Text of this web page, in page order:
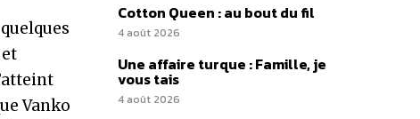
Vanko
Cotton Queen : au bout du fil
4 août 2026
Une affaire turque : Famille, je
vous tais
4 août 2026